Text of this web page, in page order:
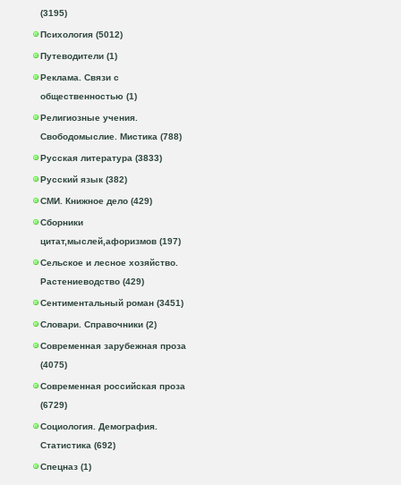
(3195)
Психология (5012)
Путеводители (1)
Реклама. Связи с
общественностью (1)
Религиозные учения.
Свободомыслие. Мистика (788)
Русская литература (3833)
Русский язык (382)
СМИ. Книжное дело (429)
Сборники
цитат,мыслей,афоризмов (197)
Сельское и лесное хозяйство.
Растениеводство (429)
Сентиментальный роман (3451)
Словари. Справочники (2)
Современная зарубежная проза
(4075)
Современная российская проза
(6729)
Социология. Демография.
Статистика (692)
Спецназ (1)